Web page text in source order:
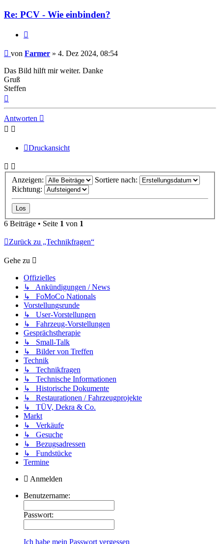
Re: PCV - Wie einbinden?
Beitrag
von Farmer » 4. Dez 2024, 08:54
Das Bild hilft mir weiter. Danke
Gruß
Steffen
oben
Antworten
Druckansicht
Anzeigen:
Sortiere nach:
Richtung:
6 Beiträge • Seite 1 von 1
Zurück zu „Technikfragen“
Gehe zu
Offizielles
↳ Ankündigungen / News
↳ FoMoCo Nationals
Vorstellungsrunde
↳ User-Vorstellungen
↳ Fahrzeug-Vorstellungen
Gesprächstherapie
↳ Small-Talk
↳ Bilder von Treffen
Technik
↳ Technikfragen
↳ Technische Informationen
↳ Historische Dokumente
↳ Restaurationen / Fahrzeugprojekte
↳ TÜV, Dekra & Co.
Markt
↳ Verkäufe
↳ Gesuche
↳ Bezugsadressen
↳ Fundstücke
Termine
Anmelden
Benutzername:
Passwort:
Ich habe mein Passwort vergessen